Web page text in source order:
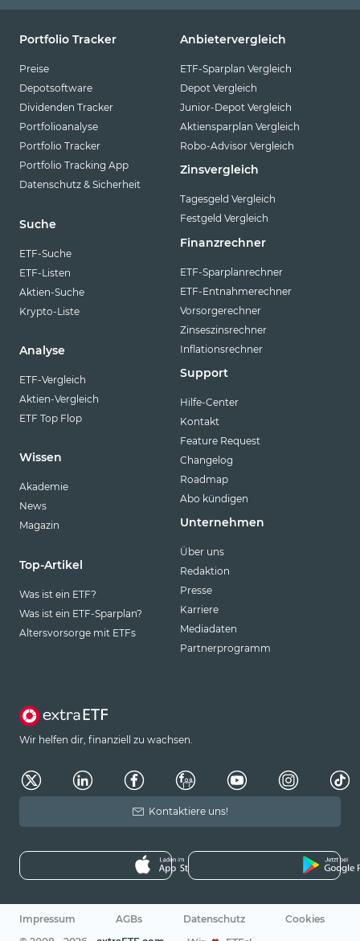
Portfolio Tracker
Preise
Depotsoftware
Dividenden Tracker
Portfolioanalyse
Portfolio Tracker
Portfolio Tracking App
Datenschutz & Sicherheit
Suche
ETF-Suche
ETF-Listen
Aktien-Suche
Krypto-Liste
Analyse
ETF-Vergleich
Aktien-Vergleich
ETF Top Flop
Wissen
Akademie
News
Magazin
Top-Artikel
Was ist ein ETF?
Was ist ein ETF-Sparplan?
Altersvorsorge mit ETFs
Anbietervergleich
ETF-Sparplan Vergleich
Depot Vergleich
Junior-Depot Vergleich
Aktiensparplan Vergleich
Robo-Advisor Vergleich
Zinsvergleich
Tagesgeld Vergleich
Festgeld Vergleich
Finanzrechner
ETF-Sparplanrechner
ETF-Entnahmerechner
Vorsorgerechner
Zinseszinsrechner
Inflationsrechner
Support
Hilfe-Center
Kontakt
Feature Request
Changelog
Roadmap
Abo kündigen
Unternehmen
Über uns
Redaktion
Presse
Karriere
Mediadaten
Partnerprogramm
Wir helfen dir, finanziell zu wachsen.
Kontaktiere uns!
Impressum AGBs Datenschutz
Cookies